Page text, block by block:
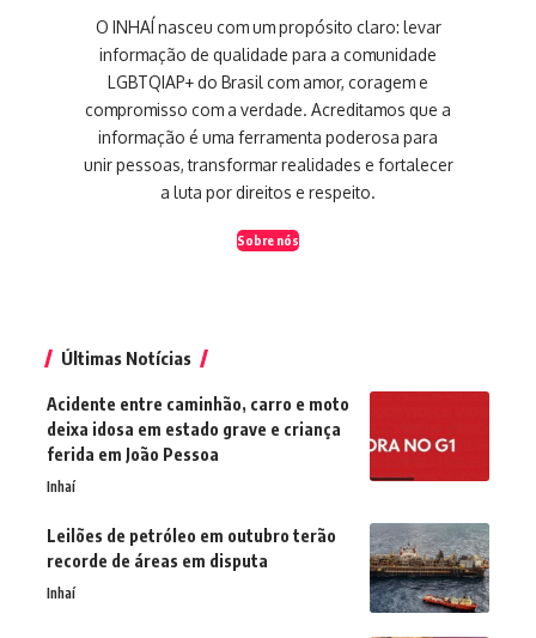
O INHAÍ nasceu com um propósito claro: levar
informação de qualidade para a comunidade
LGBTQIAP+ do Brasil com amor, coragem e
compromisso com a verdade. Acreditamos que a
informação é uma ferramenta poderosa para
unir pessoas, transformar realidades e fortalecer
a luta por direitos e respeito.
Sobre nós
Últimas Notícias
Acidente entre caminhão, carro e moto
deixa idosa em estado grave e criança
ferida em João Pessoa
Inhaí
Leilões de petróleo em outubro terão
recorde de áreas em disputa
Inhaí